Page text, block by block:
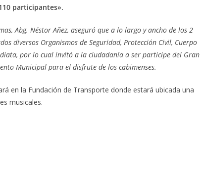
participantes».
Abg. Néstor Añez, aseguró que a lo largo y ancho de los 2
diversos Organismos de Seguridad, Protección Civil, Cuerpo
por lo cual invitó a la ciudadanía a ser participe del Gran
Municipal para el disfrute de los cabimenses.
en la Fundación de Transporte donde estará ubicada una
musicales.